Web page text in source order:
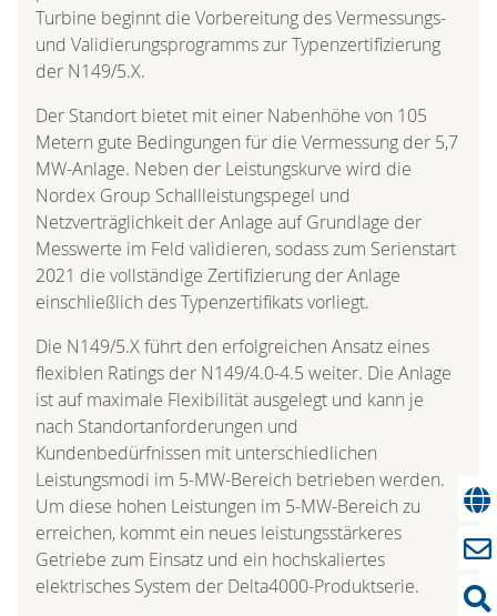
Turbine beginnt die Vorbereitung des Vermessungs-
und Validierungsprogramms zur Typenzertifizierung
der N149/5.X.
Der Standort bietet mit einer Nabenhöhe von 105
Metern gute Bedingungen für die Vermessung der 5,7
MW-Anlage. Neben der Leistungskurve wird die
Nordex Group Schallleistungspegel und
Netzverträglichkeit der Anlage auf Grundlage der
Messwerte im Feld validieren, sodass zum Serienstart
2021 die vollständige Zertifizierung der Anlage
einschließlich des Typenzertifikats vorliegt.
Die N149/5.X führt den erfolgreichen Ansatz eines
flexiblen Ratings der N149/4.0-4.5 weiter. Die Anlage
ist auf maximale Flexibilität ausgelegt und kann je
nach Standortanforderungen und
Kundenbedürfnissen mit unterschiedlichen
Leistungsmodi im 5-MW-Bereich betrieben werden.
Um diese hohen Leistungen im 5-MW-Bereich zu
erreichen, kommt ein neues leistungsstärkeres
Getriebe zum Einsatz und ein hochskaliertes
elektrisches System der Delta4000-Produktserie.